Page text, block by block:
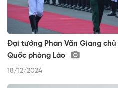
Đại tướng Phan Văn Giang
Quốc phòng Lào
18/12/2024